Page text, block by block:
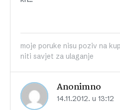
moje poruke nisu poziv na
niti savjet za ulaganje
Anonimno
14.11.2012. u 13:12